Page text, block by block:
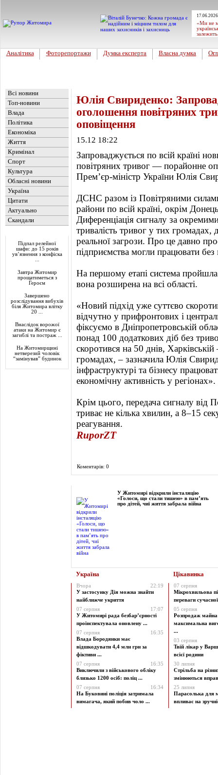
«Ми не
Аналітика Фоторепортажи Думка експерта Власна думка
Всі новини
Топ-новини
Влада
Політика
Економіка
Життя
Кримінал
Спорт
Культура
Обласні новини
Україна
Цитати
Актуально
Скандали
Підпал релейної
шафи: до 15 років
ув’язнення з конфіска
Завтра Житомир
прощатиметься з
Героєм
Завершено
розслідування вибухів
біля Житомира влітку
20 ...
Внаслідок ворожої
атаки на Житомир є
загиблі та постраж ...
На Житомирщині
нетверезий чоловік
“замінував” будинок
Юлія Свириденко:
оголошення повітряних
оповіщення
15.12 18:22
Запроваджується по всій країні
повітряних тривог — порайонне
Прем’єр-міністр України Юлія
ДСНС разом із Повітряними
райони по всій країні, окрім
Диференціація сигналу за
тривалість тривог у тих
реальної загрози. Про це давно
підприємства могли працювати без
На першому етапі система
вона розширена на всі області.
«Новий підхід уже суттєво
відчутно у прифронтових і
фіксуємо в Дніпропетровській
понад 100 додаткових діб без
скоротився на 50 днів,
громадах, – зазначила Юлія
інфраструктурі та бізнесу
економічну активність у регіонах».
Крім цього, передача сигналу від
триває не кілька хвилин, а 8–15
реагування.
RuporZT
Коментарів: 0
У Житомирі відкрили інсталяцію
«Голоси, що стали тишею» в пам’ять
про дітей, чиї життя забрала війна
Україна Цікавинка
Вчора
22:19
У застосунку Дія можна знайти
найближче укриття
07 серпня
17:07
У Житомирі рада безбар’єрності
проінспектувала оновлену ...
07 серпня
16:35
Влада Бородянки має
відшкодувати 4,4 млн грн за
фіктивн ...
07 серпня
16:35
Виключили з військового обліку
близько 1200 осіб: поліц ...
07 серпня
16:34
На Буковині поліція затримала
вимагача, який побив чоло ...
07 серпня
Мікрохвильова
переваги
05 серпня
Розпродаж майна
максимальна
...
03 серпня
Твій лікар у
всієї родини
30 липня
Стрільба на
змінюються
25 липня
Парасолька для
впливає на